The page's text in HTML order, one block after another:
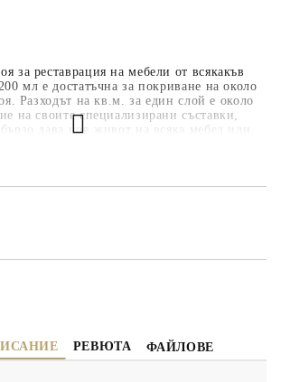
за реставрация на мебели от всякакъв
мл е достатъчна за покриване на около
Разходът на кв.м. за един слой е около
на своите специализирани съставки,
бързо дава нов живот на всяка мебел или
РЕВЮТА ФАЙЛОВЕ